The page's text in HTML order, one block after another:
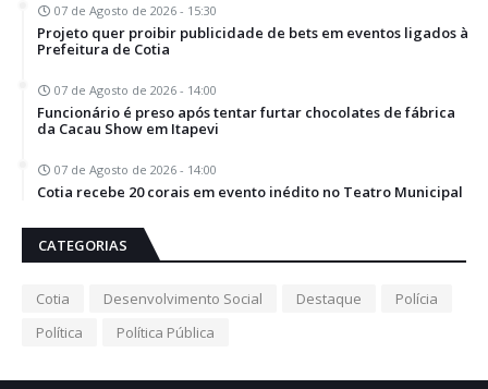
07 de Agosto de 2026 - 15:30
Projeto quer proibir publicidade de bets em eventos ligados à
Prefeitura de Cotia
07 de Agosto de 2026 - 14:00
Funcionário é preso após tentar furtar chocolates de fábrica
da Cacau Show em Itapevi
07 de Agosto de 2026 - 14:00
Cotia recebe 20 corais em evento inédito no Teatro Municipal
CATEGORIAS
Cotia Desenvolvimento Social Destaque
Polícia
Política
Política Pública